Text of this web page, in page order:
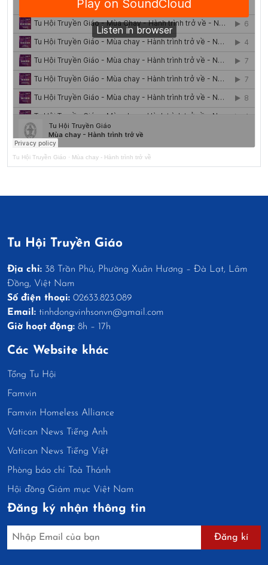
Tu Hội Truyền Giáo · Mùa chay - Hành trình trở về
Tu Hội Truyền Giáo
Địa chỉ: 38 Trần Phú, Phường Xuân Hương – Đà Lạt, Lâm
Đồng, Việt Nam
Số điện thoại: 02633.823.089
Email: tinhdongvinhsonvn@gmail.com
Giờ hoạt động: 8h – 17h
Các Website khác
Tổng Tu Hội
Famvin
Famvin Homeless Alliance
Vatican News Tiếng Anh
Vatican News Tiếng Việt
Phòng báo chí Toà Thánh
Hội đồng Giám mục Việt Nam
Đăng ký nhận thông tin
Đăng kí